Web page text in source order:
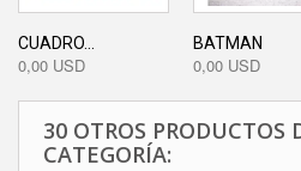
CUADRO...
0,00 USD
BATMAN
0,00 USD
30 OTROS PRODUCTOS
CATEGORÍA: